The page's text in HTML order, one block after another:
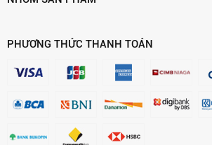
PHƯƠNG THỨC THANH TOÁN